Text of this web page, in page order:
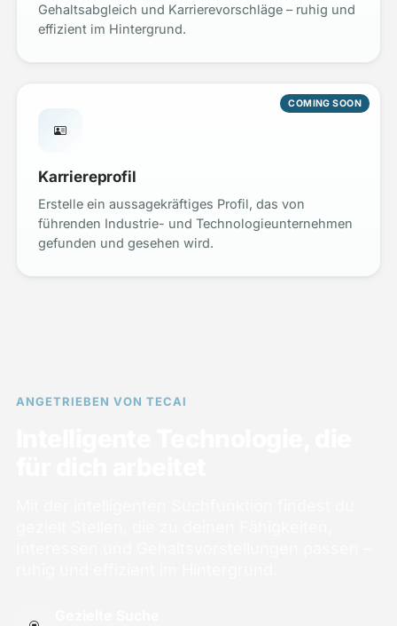
Gehaltsabgleich und Karrierevorschläge – ruhig und
effizient im Hintergrund.
COMING SOON
Karriereprofil
Erstelle ein aussagekräftiges Profil, das von
führenden Industrie- und Technologieunternehmen
gefunden und gesehen wird.
ANGETRIEBEN VON TECAI